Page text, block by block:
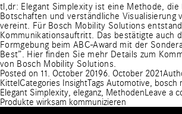
tl,dr: Elegant Simplexity ist eine Methode, die
Botschaften und verständliche Visualisierung
vereint. Für Bosch Mobility Solutions
Kommunikationsauftritt. Das bestätigte auch
Formgebung beim ABC-Award mit der
Best”. Hier finden Sie mehr Details zum
von Bosch Mobility Solutions.
Posted on 11. October 20196. October 2021
KittelCategories InsightTags Automotive, bosch
Elegant Simplexity, eleganz, MethodenLeave a
Produkte wirksam kommunizieren